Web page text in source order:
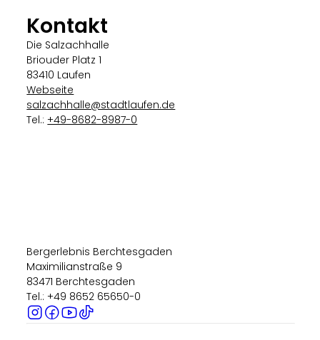
Kontakt
Die Salzachhalle
Briouder Platz 1
83410 Laufen
Webseite
salzachhalle@stadtlaufen.de
Tel.:+49-8682-8987-0
Bergerlebnis Berchtesgaden
Maximilianstraße 9
83471 Berchtesgaden
Tel.: +49 8652 65650-0